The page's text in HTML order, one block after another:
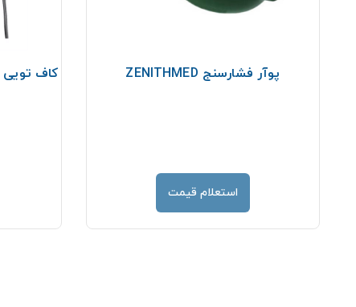
پوآر فشارسنج ZENITHMED
استعلام قیمت
کاف تویی